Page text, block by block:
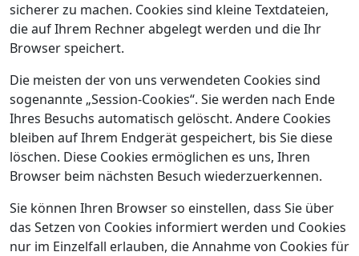
sicherer zu machen. Cookies sind kleine Textdateien,
die auf Ihrem Rechner abgelegt werden und die Ihr
Browser speichert.
Die meisten der von uns verwendeten Cookies sind
sogenannte „Session-Cookies“. Sie werden nach Ende
Ihres Besuchs automatisch gelöscht. Andere Cookies
bleiben auf Ihrem Endgerät gespeichert, bis Sie diese
löschen. Diese Cookies ermöglichen es uns, Ihren
Browser beim nächsten Besuch wiederzuerkennen.
Sie können Ihren Browser so einstellen, dass Sie über
das Setzen von Cookies informiert werden und Cookies
nur im Einzelfall erlauben, die Annahme von Cookies für